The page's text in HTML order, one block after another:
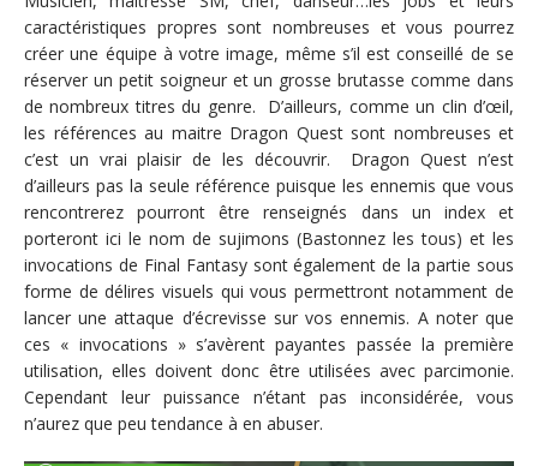
caractéristiques propres sont nombreuses et vous pourrez
créer une équipe à votre image, même s’il est conseillé de se
réserver un petit soigneur et un grosse brutasse comme dans
de nombreux titres du genre. D’ailleurs, comme un clin d’œil,
les références au maitre Dragon Quest sont nombreuses et
c’est un vrai plaisir de les découvrir. Dragon Quest n’est
d’ailleurs pas la seule référence puisque les ennemis que vous
rencontrerez pourront être renseignés dans un index et
porteront ici le nom de sujimons (Bastonnez les tous) et les
invocations de Final Fantasy sont également de la partie sous
forme de délires visuels qui vous permettront notamment de
lancer une attaque d’écrevisse sur vos ennemis. A noter que
ces « invocations » s’avèrent payantes passée la première
utilisation, elles doivent donc être utilisées avec parcimonie.
Cependant leur puissance n’étant pas inconsidérée, vous
n’aurez que peu tendance à en abuser.